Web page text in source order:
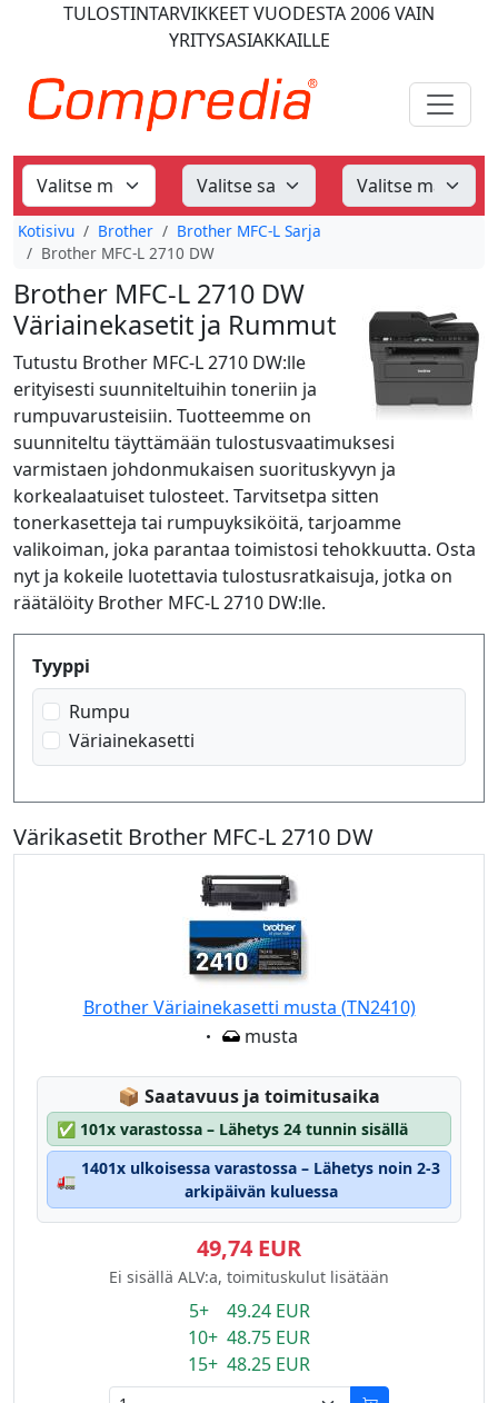
TULOSTINTARVIKKEETVUODESTA 2006VAIN
YRITYSASIAKKAILLE
Kotisivu Brother
Brother MFC-L Sarja
Brother MFC-L 2710 DW
Brother MFC-L 2710 DW
Väriainekasetit ja Rummut
Tutustu Brother MFC-L 2710 DW:lle
erityisesti suunniteltuihin toneriin ja
rumpuvarusteisiin. Tuotteemme on
suunniteltu täyttämään tulostusvaatimuksesi
varmistaen johdonmukaisen suorituskyvyn ja
korkealaatuiset tulosteet. Tarvitsetpa sitten
tonerkasetteja tai rumpuyksiköitä, tarjoamme
valikoiman, joka parantaa toimistosi tehokkuutta. Osta
nyt ja kokeile luotettavia tulostusratkaisuja, jotka on
räätälöity Brother MFC-L 2710 DW:lle.
Produktfilter
Tyyppi
Rumpu
Väriainekasetti
Värikasetit Brother MFC-L 2710 DW
Brother Väriainekasetti musta (TN2410)
Eigenschaft:
musta
📦 Lagerstatus:
Saatavuus ja toimitusaika
✅ 101x varastossa – Lähetys 24 tunnin sisällä
🚛
1401x ulkoisessa varastossa – Lähetys noin 2-3
arkipäivän kuluessa
49,74 EUR
Ei sisällä ALV:a, toimituskulut lisätään
5+ 49.24 EUR
10+ 48.75 EUR
15+ 48.25 EUR